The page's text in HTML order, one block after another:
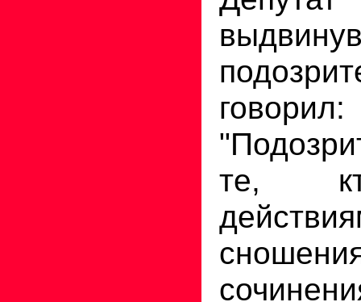
говорил:
те,